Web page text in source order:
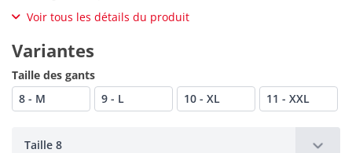
Voir tous les détails du produit
Variantes
Taille des gants
8 - M
9 - L 10 - XL 11 - XXL
Taille 8